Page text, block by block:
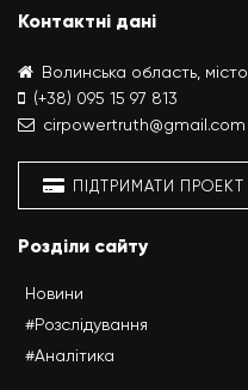
Контактні дані
Волинська область,
(+38) 095 15 97 813
cirpowertruth@gmail.com
ПІДТРИМАТИ ПРОЕКТ
Розділи сайту
Новини
#Розслідування
#Аналітика